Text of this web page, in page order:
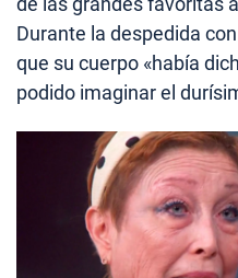
Durante la despedida
que su cuerpo «había
podido imaginar el